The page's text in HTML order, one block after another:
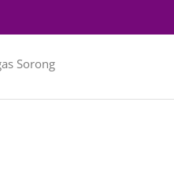
Sorong